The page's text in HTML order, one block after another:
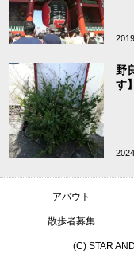
野
す】
アバウト
散歩者募集
(C) STAR